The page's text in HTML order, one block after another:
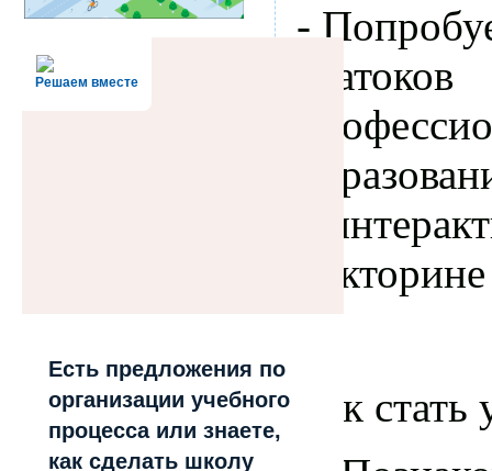
-
знатоков
в
викторине
Как
Решаем вместе
Есть предложения по
организации учебного
процесса или знаете,
как сделать школу